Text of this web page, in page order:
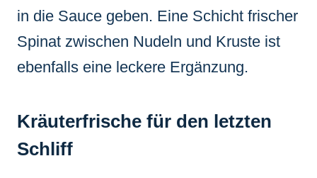
in die Sauce geben. Eine Schicht frischer
Spinat zwischen Nudeln und Kruste ist
ebenfalls eine leckere Ergänzung.
Kräuterfrische für den letzten
Schliff